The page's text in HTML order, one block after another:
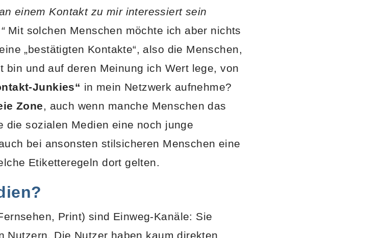
einem Kontakt zu mir interessiert sein
Mit solchen Menschen möchte ich aber nichts
„bestätigten Kontakte“, also die Menschen,
bin und auf deren Meinung ich Wert lege, von
Junkies“ in mein Netzwerk aufnehme?
Zone, auch wenn manche Menschen das
die sozialen Medien eine noch junge
bei ansonsten stilsicheren Menschen eine
Etiketteregeln dort gelten.
Print) sind Einweg-Kanäle: Sie
Nutzern. Die Nutzer haben kaum direkten